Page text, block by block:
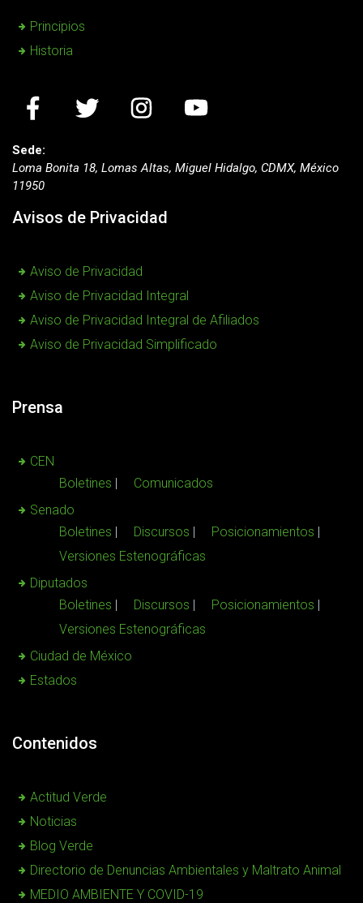
Principios
Historia
Sede:
Loma Bonita 18, Lomas Altas, Miguel Hidalgo, CDMX, México
11950
Avisos de Privacidad
Aviso de Privacidad
Aviso de Privacidad Integral
Aviso de Privacidad Integral de Afiliados
Aviso de Privacidad Simplificado
Prensa
CEN
Boletines
Comunicados
Senado
Boletines
Discursos
Posicionamientos
Versiones Estenográficas
Diputados
Boletines
Discursos
Posicionamientos
Versiones Estenográficas
Ciudad de México
Estados
Contenidos
Actitud Verde
Noticias
Blog Verde
Directorio de Denuncias Ambientales y Maltrato Animal
MEDIO AMBIENTE Y COVID-19